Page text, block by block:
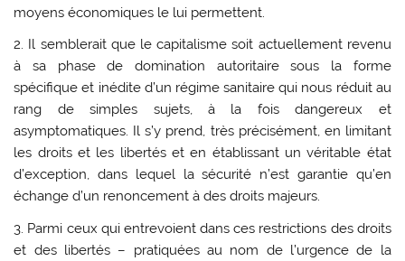
moyens économiques le lui permettent.
2. Il semblerait que le capitalisme soit actuellement revenu
à sa phase de domination autoritaire sous la forme
spécifique et inédite d’un régime sanitaire qui nous réduit au
rang de simples sujets, à la fois dangereux et
asymptomatiques. Il s’y prend, très précisément, en limitant
les droits et les libertés et en établissant un véritable état
d’exception, dans lequel la sécurité n’est garantie qu’en
échange d’un renoncement à des droits majeurs.
3. Parmi ceux qui entrevoient dans ces restrictions des droits
et des libertés – pratiquées au nom de l’urgence de la